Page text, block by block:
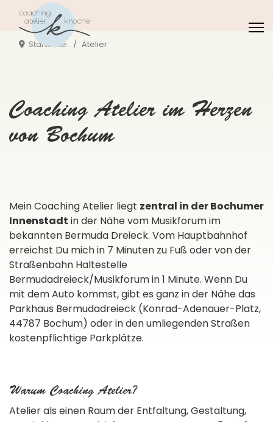
Startseite: Atelier
Coaching Atelier im Herzen
von Bochum
Mein Coaching Atelier liegt zentral in der Bochumer
Innenstadt in der Nähe vom Musikforum im
bekannten Bermuda Dreieck. Vom Hauptbahnhof
erreichst Du mich in 7 Minuten zu Fuß oder von der
Straßenbahn Haltestelle
Bermudadreieck/Musikforum in 1 Minute. Wenn Du
mit dem Auto kommst, gibt es ganz in der Nähe das
Parkhaus Bermudadreieck (Konrad-Adenauer-Platz,
44787 Bochum) oder in den umliegenden Straßen
kostenpflichtige Parkplätze.
Warum Coaching Atelier?
Atelier als einen Raum der Entfaltung, Gestaltung,